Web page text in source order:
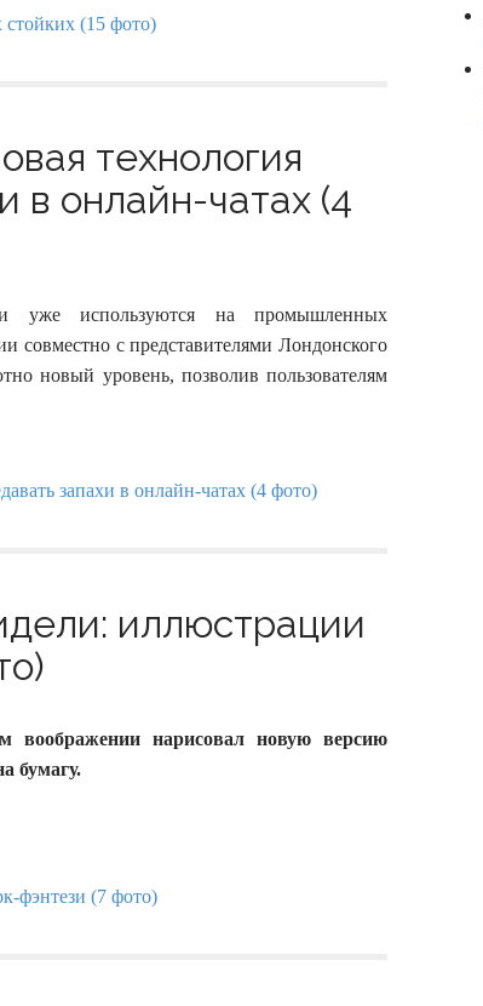
технология
в онлайн-чатах (4
уже используются на промышленных
совместно с представителями Лондонского
новый уровень, позволив пользователям
иллюстрации
воображении нарисовал новую версию
бумагу.